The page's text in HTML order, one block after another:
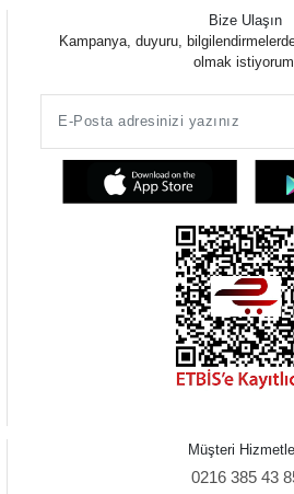
Bize Ulaşın
Kampanya, duyuru,
olmak istiyorum.
Müşteri
0216 385 43